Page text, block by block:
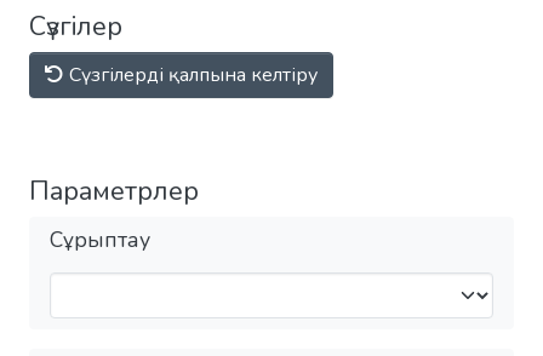
Сүзгілер
Сүзгілерді қалпына келтіру
Параметрлер
Сұрыптау